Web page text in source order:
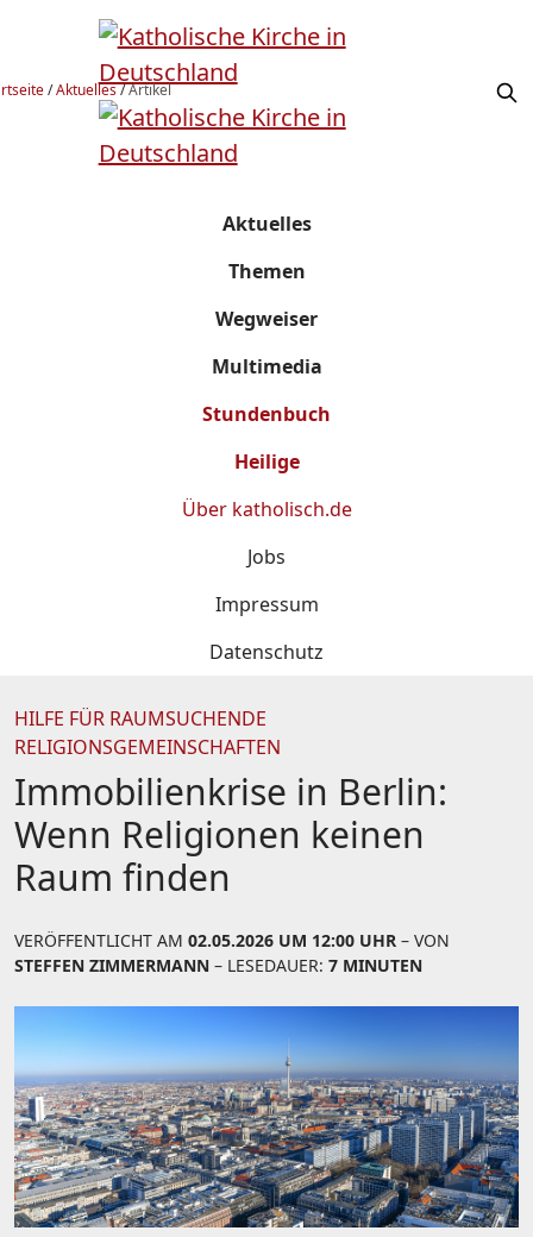
/Aktuelles/Artikel
Aktuelles
Themen
Wegweiser
Multimedia
Stundenbuch
Heilige
Über katholisch.de
Jobs
Impressum
Datenschutz
HILFE FÜR RAUMSUCHENDE
RELIGIONSGEMEINSCHAFTEN
Immobilienkrise in Berlin:
Wenn Religionen keinen
Raum finden
VERÖFFENTLICHT AM 02.05.2026 UM 12:00 UHR – VON
STEFFEN ZIMMERMANN – LESEDAUER: 7 MINUTEN